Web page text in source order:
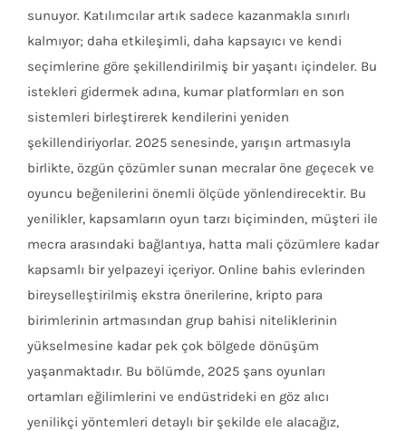
sunuyor. Katılımcılar artık sadece kazanmakla sınırlı
kalmıyor; daha etkileşimli, daha kapsayıcı ve kendi
seçimlerine göre şekillendirilmiş bir yaşantı içindeler. Bu
istekleri gidermek adına, kumar platformları en son
sistemleri birleştirerek kendilerini yeniden
şekillendiriyorlar. 2025 senesinde, yarışın artmasıyla
birlikte, özgün çözümler sunan mecralar öne geçecek ve
oyuncu beğenilerini önemli ölçüde yönlendirecektir. Bu
yenilikler, kapsamların oyun tarzı biçiminden, müşteri ile
mecra arasındaki bağlantıya, hatta mali çözümlere kadar
kapsamlı bir yelpazeyi içeriyor. Online bahis evlerinden
bireyselleştirilmiş ekstra önerilerine, kripto para
birimlerinin artmasından grup bahisi niteliklerinin
yükselmesine kadar pek çok bölgede dönüşüm
yaşanmaktadır. Bu bölümde, 2025 şans oyunları
ortamları eğilimlerini ve endüstrideki en göz alıcı
yenilikçi yöntemleri detaylı bir şekilde ele alacağız,